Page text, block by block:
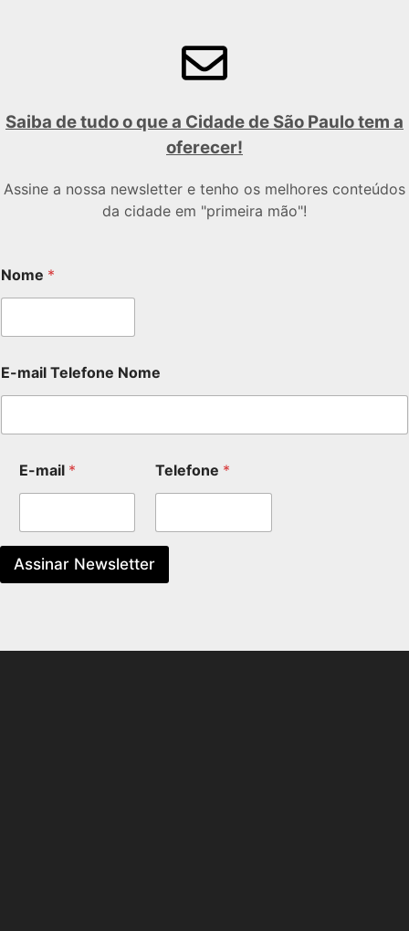
Saiba de tudo o que a Cidade de São Paulo tem a
oferecer!
Assine a nossa newsletter e tenho os melhores conteúdos
da cidade em "primeira mão"!
Nome *
E-mail Telefone Nome
E-mail * Telefone *
Assinar Newsletter